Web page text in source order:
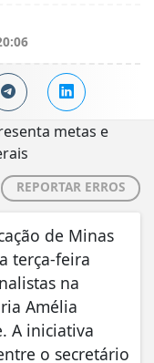
REPORTAR ERROS
de Minas
terça-feira
na
Amélia
A iniciativa
o secretário